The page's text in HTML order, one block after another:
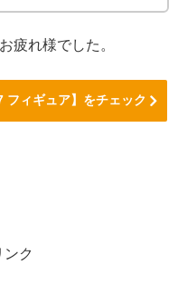
疲れ様でした。
フィギュア】をチェック
ンク